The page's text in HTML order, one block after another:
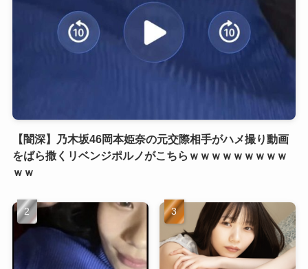
【闇深】乃木坂46岡本姫奈の元交際相手がハメ撮り動画
をばら撒くリベンジポルノがこちらｗｗｗｗｗｗｗｗｗ
ｗｗ